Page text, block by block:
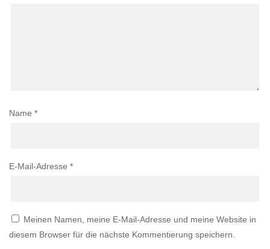
Name *
E-Mail-Adresse *
Meinen Namen, meine E-Mail-Adresse und meine Website in
diesem Browser für die nächste Kommentierung speichern.